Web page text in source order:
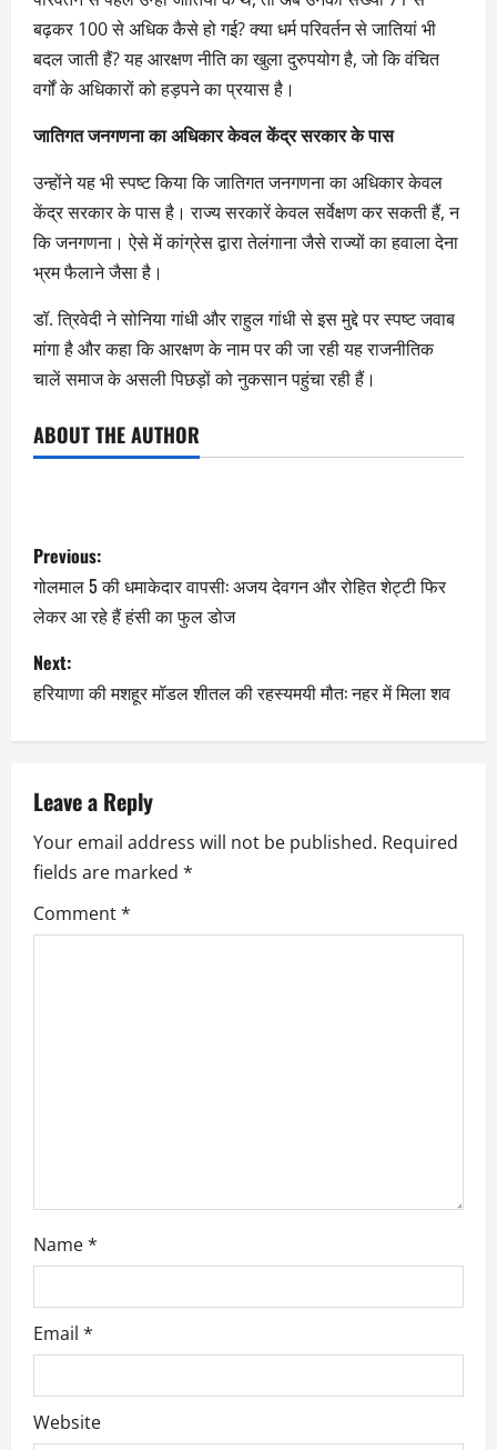
बढ़कर 100 से अधिक कैसे हो गई? क्या धर्म परिवर्तन से जातियां भी
बदल जाती हैं? यह आरक्षण नीति का खुला दुरुपयोग है, जो कि वंचित
वर्गों के अधिकारों को हड़पने का प्रयास है।
जातिगत जनगणना का अधिकार केवल केंद्र सरकार के पास
उन्होंने यह भी स्पष्ट किया कि जातिगत जनगणना का अधिकार केवल
केंद्र सरकार के पास है। राज्य सरकारें केवल सर्वेक्षण कर सकती हैं, न
कि जनगणना। ऐसे में कांग्रेस द्वारा तेलंगाना जैसे राज्यों का हवाला देना
भ्रम फैलाने जैसा है।
डॉ. त्रिवेदी ने सोनिया गांधी और राहुल गांधी से इस मुद्दे पर स्पष्ट जवाब
मांगा है और कहा कि आरक्षण के नाम पर की जा रही यह राजनीतिक
चालें समाज के असली पिछड़ों को नुकसान पहुंचा रही हैं।
ABOUT THE AUTHOR
Previous:
गोलमाल 5 की धमाकेदार वापसी: अजय देवगन और रोहित शेट्टी फिर
लेकर आ रहे हैं हंसी का फुल डोज
Next:
हरियाणा की मशहूर मॉडल शीतल की रहस्यमयी मौत: नहर में मिला शव
Leave a Reply
Your email address will not be published. Required
fields are marked *
Comment*
Name*
Email *
Website